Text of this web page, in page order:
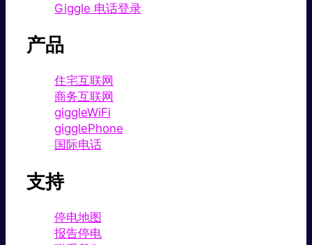
Giggle 电话登录
产品
住宅互联网
商务互联网
giggleWiFi
gigglePhone
国际电话
支持
停电地图
报告停电